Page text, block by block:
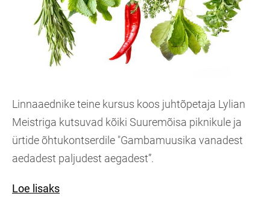
Linnaaednike teine kursus koos juhtõpetaja Lylian
Meistriga kutsuvad kõiki Suuremõisa piknikule ja
ürtide õhtukontserdile "Gambamuusika vanadest
aedadest paljudest aegadest”.
Loe lisaks